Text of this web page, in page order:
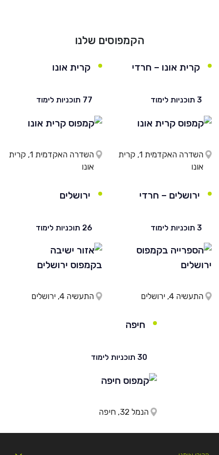
הקמפוסים שלנו
קרית אונו – חרדי
3 תוכניות לימוד
השדרה האקדמית 1, קרית
אונו
קרית אונו
77 תוכניות לימוד
השדרה האקדמית 1, קרית
אונו
ירושלים – חרדי
3 תוכניות לימוד
התעשיה 4, ירושלים
ירושלים
26 תוכניות לימוד
התעשיה 4, ירושלים
חיפה
30 תוכניות לימוד
הנמל 32, חיפה